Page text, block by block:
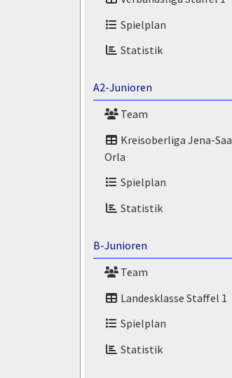
Spielplan
Statistik
A2-Junioren
Team
Kreisoberliga Jena-
Orla
Spielplan
Statistik
B-Junioren
Team
Landesklasse Staffel 1
Spielplan
Statistik